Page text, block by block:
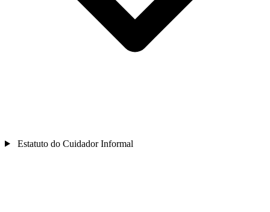
Estatuto do Cuidador Informal